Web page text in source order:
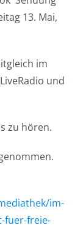
13. Mai,
im
LiveRadio und
zu hören.
im-
fuer-freie-